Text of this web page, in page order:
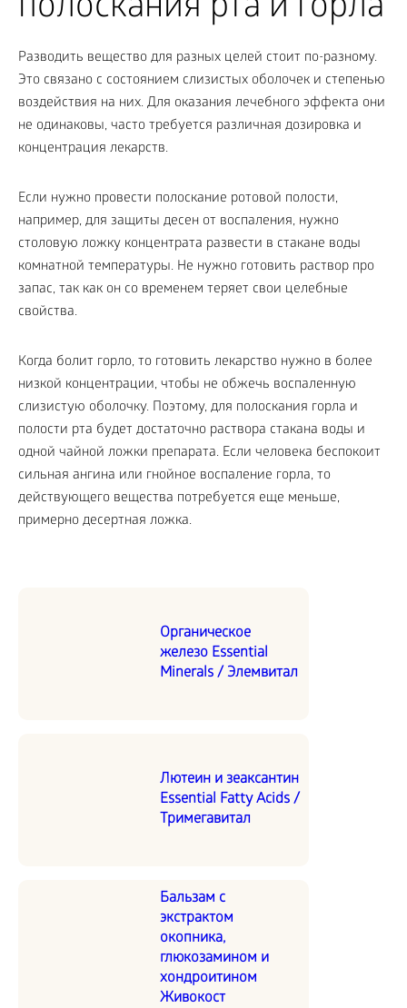
полоскания рта и горла
Разводить вещество для разных целей стоит по-разному.
Это связано с состоянием слизистых оболочек и степенью
воздействия на них. Для оказания лечебного эффекта они
не одинаковы, часто требуется различная дозировка и
концентрация лекарств.
Если нужно провести полоскание ротовой полости,
например, для защиты десен от воспаления, нужно
столовую ложку концентрата развести в стакане воды
комнатной температуры. Не нужно готовить раствор про
запас, так как он со временем теряет свои целебные
свойства.
Когда болит горло, то готовить лекарство нужно в более
низкой концентрации, чтобы не обжечь воспаленную
слизистую оболочку. Поэтому, для полоскания горла и
полости рта будет достаточно раствора стакана воды и
одной чайной ложки препарата. Если человека беспокоит
сильная ангина или гнойное воспаление горла, то
действующего вещества потребуется еще меньше,
примерно десертная ложка.
Органическое
железо Essential
Minerals / Элемвитал
Лютеин и зеаксантин
Essential Fatty Acids /
Тримегавитал
Бальзам с
экстрактом
окопника,
глюкозамином и
хондроитином
Живокост